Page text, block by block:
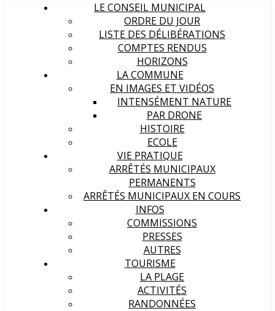
LE CONSEIL MUNICIPAL
ORDRE DU JOUR
LISTE DES DÉLIBÉRATIONS
COMPTES RENDUS
HORIZONS
LA COMMUNE
EN IMAGES ET VIDÉOS
INTENSÉMENT NATURE
PAR DRONE
HISTOIRE
ECOLE
VIE PRATIQUE
ARRÊTÉS MUNICIPAUX
PERMANENTS
ARRÊTÉS MUNICIPAUX EN COURS
INFOS
COMMISSIONS
PRESSES
AUTRES
TOURISME
LA PLAGE
ACTIVITÉS
RANDONNÉES